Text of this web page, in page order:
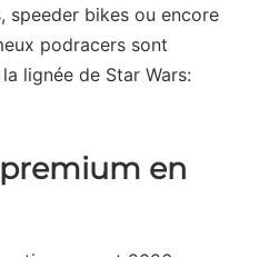
speeder bikes ou encore
podracers sont
lignée de Star Wars:
en